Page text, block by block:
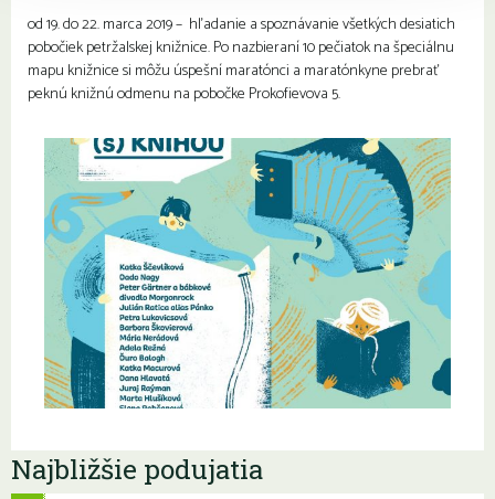
od 19. do 22. marca 2019 – hľadanie a spoznávanie všetkých desiatich
pobočiek petržalskej knižnice. Po nazbieraní 10 pečiatok na špeciálnu
mapu knižnice si môžu úspešní maratónci a maratónkyne prebrať
peknú knižnú odmenu na pobočke Prokofievova 5.
Najbližšie podujatia